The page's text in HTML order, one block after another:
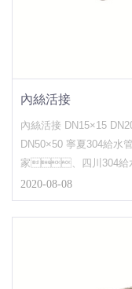
內絲活接
內絲活接 DN15×15
DN50×50 寧夏304給
家、四川304給
2020-08-08